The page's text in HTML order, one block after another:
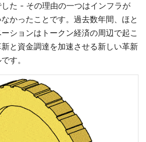
た - その理由の一つはインフラが
かったことです。過去数年間、ほと
ションはトークン経済の周辺で起こ
と資金調達を加速させる新しい革新
す。